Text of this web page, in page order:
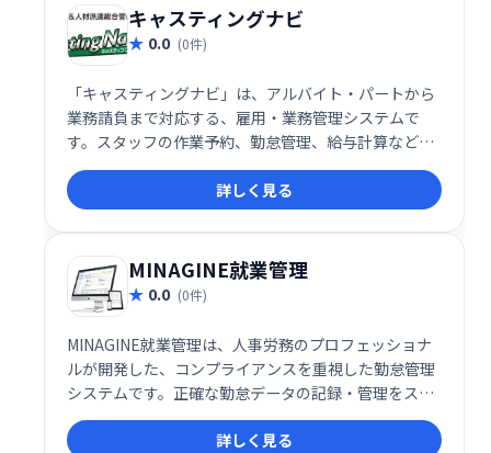
キャスティングナビ
0.0 (0件)
「キャスティングナビ」は、アルバイト・パートから
業務請負まで対応する、雇用・業務管理システムで
す。スタッフの作業予約、勤怠管理、給与計算などを
一元管理し、多様な雇用形態にも柔軟に対応します。
業務効率化とコスト削減を実現し、スムーズな人材管
理をサポートします。
詳しく見る
MINAGINE就業管理
0.0 (0件)
MINAGINE就業管理は、人事労務のプロフェッショナ
ルが開発した、コンプライアンスを重視した勤怠管理
システムです。正確な勤怠データの記録・管理をスム
ーズに行い、人事労務業務の効率化を支援します。安
心して利用できる、信頼性の高いシステムです。
詳しく見る